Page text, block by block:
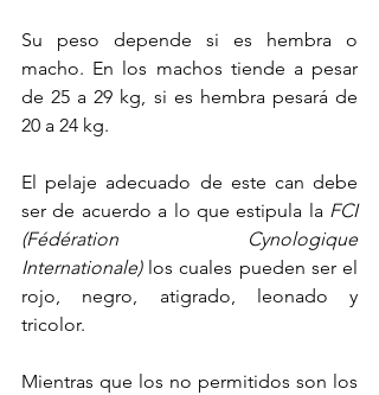
Su peso depende si es hembra o
macho. En los machos tiende a pesar
de 25 a 29 kg, si es hembra pesará de
20 a 24 kg.
El pelaje adecuado de este can debe
ser de acuerdo a lo que estipula la FCI
(Fédération Cynologique
Internationale) los cuales pueden ser el
rojo, negro, atigrado, leonado y
tricolor.
Mientras que los no permitidos son los